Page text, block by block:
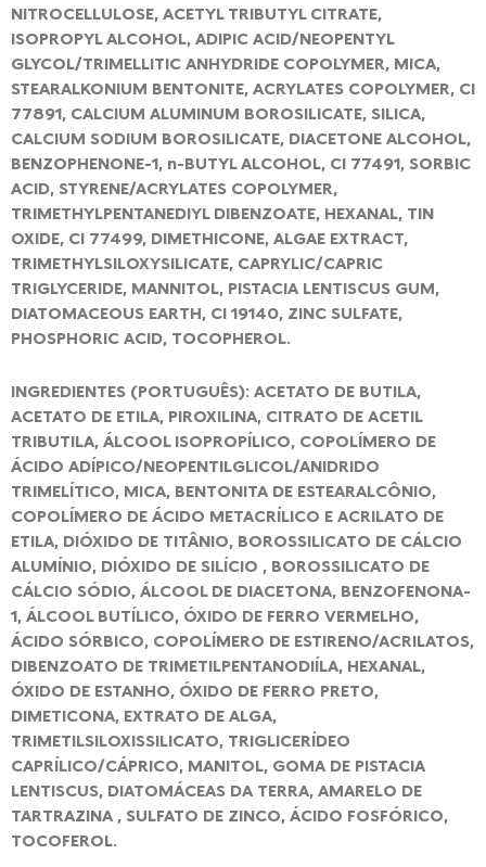
NITROCELLULOSE, ACETYL TRIBUTYL CITRATE,
ISOPROPYL ALCOHOL, ADIPIC ACID/NEOPENTYL
GLYCOL/TRIMELLITIC ANHYDRIDE COPOLYMER, MICA,
STEARALKONIUM BENTONITE, ACRYLATES COPOLYMER, CI
77891, CALCIUM ALUMINUM BOROSILICATE, SILICA,
CALCIUM SODIUM BOROSILICATE, DIACETONE ALCOHOL,
BENZOPHENONE-1, n-BUTYL ALCOHOL, CI 77491, SORBIC
ACID, STYRENE/ACRYLATES COPOLYMER,
TRIMETHYLPENTANEDIYL DIBENZOATE, HEXANAL, TIN
OXIDE, CI 77499, DIMETHICONE, ALGAE EXTRACT,
TRIMETHYLSILOXYSILICATE, CAPRYLIC/CAPRIC
TRIGLYCERIDE, MANNITOL, PISTACIA LENTISCUS GUM,
DIATOMACEOUS EARTH, CI 19140, ZINC SULFATE,
PHOSPHORIC ACID, TOCOPHEROL.
INGREDIENTES (PORTUGUÊS): ACETATO DE BUTILA,
ACETATO DE ETILA, PIROXILINA, CITRATO DE ACETIL
TRIBUTILA, ÁLCOOL ISOPROPÍLICO, COPOLÍMERO DE
ÁCIDO ADÍPICO/NEOPENTILGLICOL/ANIDRIDO
TRIMELÍTICO, MICA, BENTONITA DE ESTEARALCÔNIO,
COPOLÍMERO DE ÁCIDO METACRÍLICO E ACRILATO DE
ETILA, DIÓXIDO DE TITÂNIO, BOROSSILICATO DE CÁLCIO
ALUMÍNIO, DIÓXIDO DE SILÍCIO , BOROSSILICATO DE
CÁLCIO SÓDIO, ÁLCOOL DE DIACETONA, BENZOFENONA-
1, ÁLCOOL BUTÍLICO, ÓXIDO DE FERRO VERMELHO,
ÁCIDO SÓRBICO, COPOLÍMERO DE ESTIRENO/ACRILATOS,
DIBENZOATO DE TRIMETILPENTANODIÍLA, HEXANAL,
ÓXIDO DE ESTANHO, ÓXIDO DE FERRO PRETO,
DIMETICONA, EXTRATO DE ALGA,
TRIMETILSILOXISSILICATO, TRIGLICERÍDEO
CAPRÍLICO/CÁPRICO, MANITOL, GOMA DE PISTACIA
LENTISCUS, DIATOMÁCEAS DA TERRA, AMARELO DE
TARTRAZINA , SULFATO DE ZINCO, ÁCIDO FOSFÓRICO,
TOCOFEROL.